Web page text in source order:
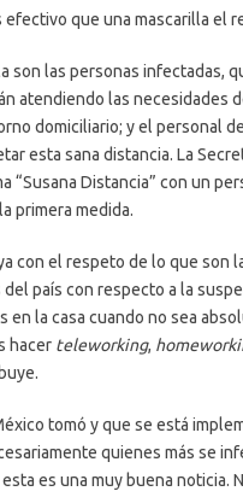
efectivo que una mascarilla el
son las personas infectadas,
atendiendo las necesidades
domiciliario; y el personal
esta sana distancia. La
“Susana Distancia” con un
primera medida.
con el respeto de lo que son
país con respecto a la
en la casa cuando no sea
hacer teleworking,
tomó y que se está
quienes más se
es una muy buena noticia.